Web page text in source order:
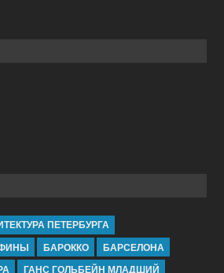
ПЕТЕРБУРГА
БАРОККО
БАРСЕЛОНА
ГАНС ГОЛЬБЕЙН МЛАДШИЙ